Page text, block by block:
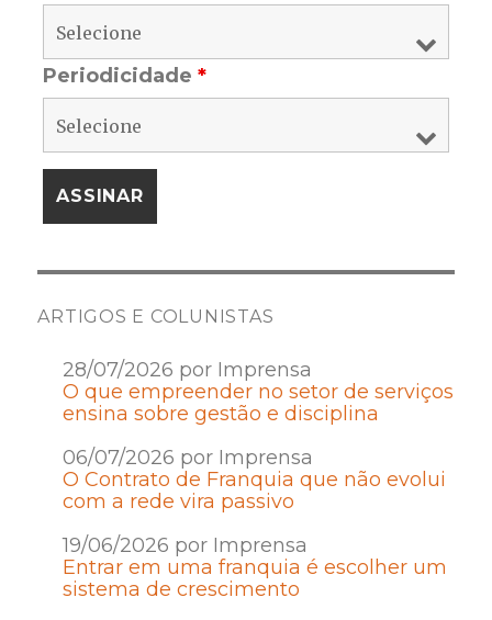
Periodicidade*
ARTIGOS E COLUNISTAS
28/07/2026 por Imprensa
O que empreender no setor de serviços
ensina sobre gestão e disciplina
06/07/2026 por Imprensa
O Contrato de Franquia que não evolui
com a rede vira passivo
19/06/2026 por Imprensa
Entrar em uma franquia é escolher um
sistema de crescimento